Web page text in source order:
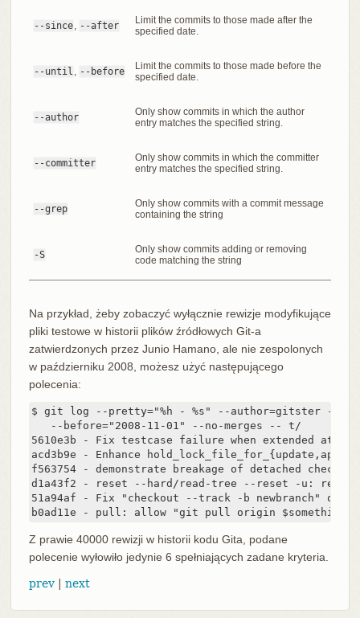
--since --after
Limit the commits to those made after the
specified date.
--until --before
Limit the commits to those made before the
specified date.
--author
Only show commits in which the author
entry matches the specified string.
--committer
Only show commits in which the committer
entry matches the specified string.
--grep
Only show commits with a commit message
containing the string
-S
Only show commits adding or removing
code matching the string
Na przykład, żeby zobaczyć wyłącznie rewizje modyfikujące
pliki testowe w historii plików źródłowych Git-a
zatwierdzonych przez Junio Hamano, ale nie zespolonych
w październiku 2008, możesz użyć następującego
polecenia:
$ git log --pretty="%h - %s" --author=gitster --
   --before="2008-11-01" --no-merges -- t/
5610e3b - Fix testcase failure when extended
acd3b9e - Enhance
f563754 - demonstrate breakage of detached
d1a43f2 - reset --hard/read-tree --reset -u: remove
51a94af - Fix "checkout --track -b newbranch" on
b0ad11e - pull: allow "git pull origin
Z prawie 40000 rewizji w historii kodu Gita, podane
polecenie wyłowiło jedynie 6 spełniających zadane kryteria.
prev| next